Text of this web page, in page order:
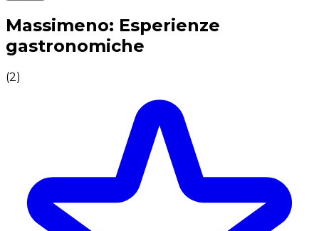
Esperienze culinarie indimenticabili: Esperienze
Massimeno: Esperienze
gastronomiche
(2)